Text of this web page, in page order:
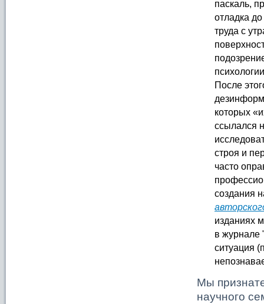
паскаль,
отладка
труда с
После
которых
ссылался
строя и
часто
создания
изданиях
в журнале
ситуация
Мы
научного